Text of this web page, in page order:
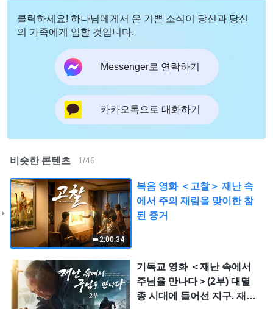
클릭하세요! 하나님에게서 온 기쁜 소식이 당신과 당신
의 가족에게 임할 것입니다.
Messenger로 연락하기
카카오톡으로 대화하기
비슷한 콘텐츠 1/46
2:00:34
복음 영화 ＜고찰＞ 재난 속
에서 주의 재림을 맞이한 참
된 증거
기독교 영화 ＜재난 속에서
주님을 만나다＞(2부) 대멸
종 시대에 들어선 지구. 재난